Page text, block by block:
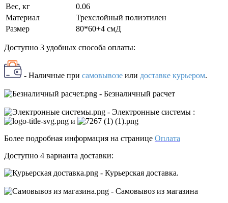
Вес, кг
0.06
Материал
Трехслойный полиэтилен
Размер
80*60+4 смД
Доступно 3 удобных способа оплаты:
- Наличные при самовывозе или доставке курьером.
- Безналичный расчет
- Электронные системы :
и
Более подробная информация на странице Оплата
Доступно 4 варианта доставки:
- Курьерская доставка.
- Самовывоз из магазина